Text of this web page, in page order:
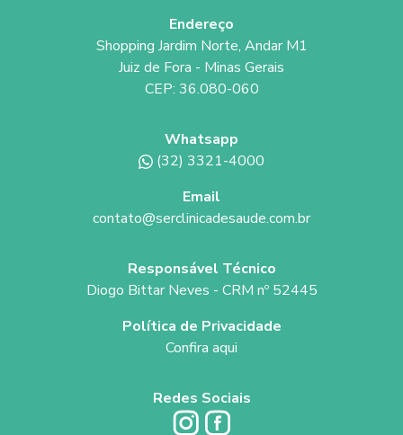
Endereço
Shopping Jardim Norte, Andar M1
Juiz de Fora - Minas Gerais
CEP: 36.080-060
Whatsapp
(32) 3321-4000
Email
contato@serclinicadesaude.com.br
Responsável Técnico
Diogo Bittar Neves - CRM nº 52445
Política de Privacidade
Confira aqui
Redes Sociais